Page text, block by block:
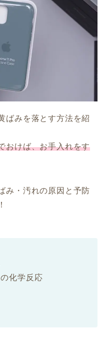
ばみを落とす方法を紹
おけば、お手入れをす
み・汚れの原因と予防
化学反応